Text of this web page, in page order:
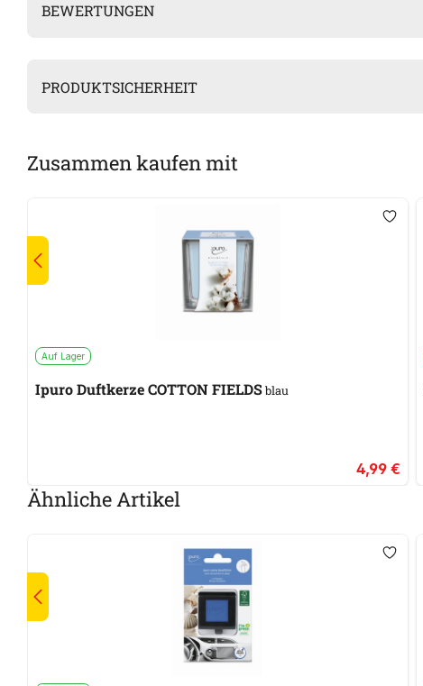
BEWERTUNGEN
PRODUKTSICHERHEIT
Zusammen kaufen mit
Auf Lager
Ipuro Duftkerze COTTON FIELDSblau
4,99 €
Ähnliche Artikel